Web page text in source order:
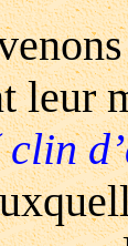
leur
clin